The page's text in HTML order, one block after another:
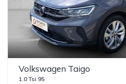
Volkswagen Taigo
1.0 Tsi 95